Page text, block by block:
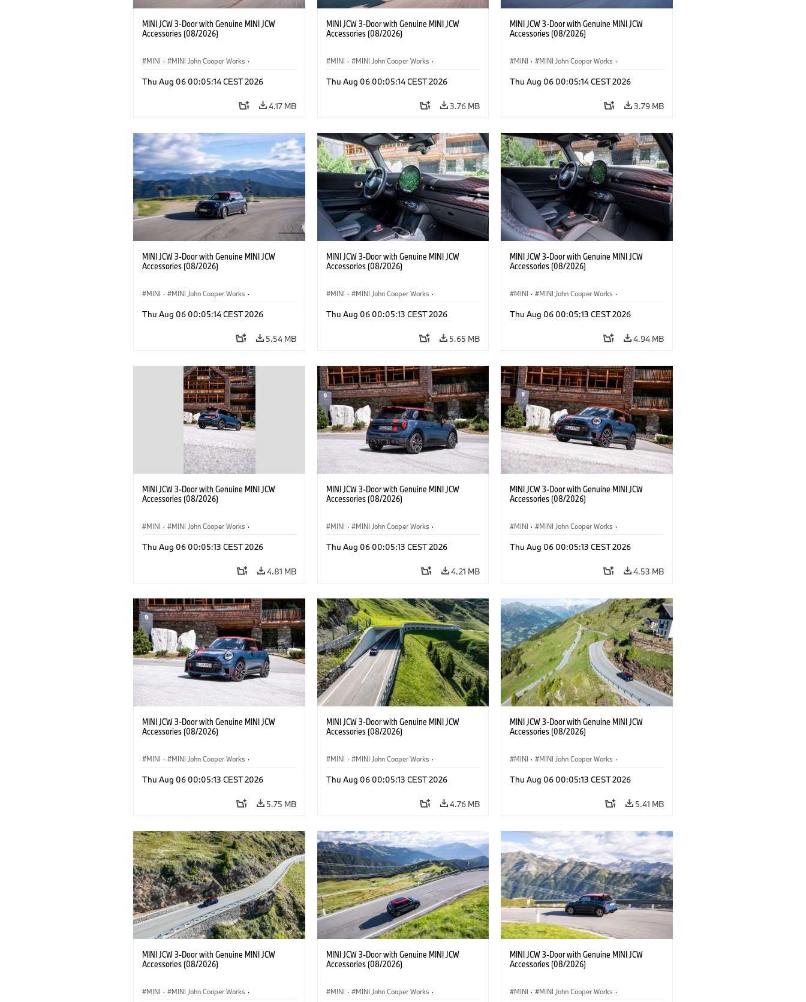
MINI JCW 3-Door with Genuine MINI JCW
Accessories (08/2026)
MINI · MINI John Cooper Works ·
Optional Extras, Accessories
Thu Aug 06 00:05:14 CEST 2026
4.17 MB
MINI JCW 3-Door with Genuine MINI JCW
Accessories (08/2026)
MINI · MINI John Cooper Works ·
Optional Extras, Accessories
Thu Aug 06 00:05:14 CEST 2026
3.76 MB
MINI JCW 3-Door with Genuine MINI JCW
Accessories (08/2026)
MINI · MINI John Cooper Works ·
Optional Extras, Accessories
Thu Aug 06 00:05:14 CEST 2026
3.79 MB
MINI JCW 3-Door with Genuine MINI JCW
Accessories (08/2026)
MINI · MINI John Cooper Works ·
Optional Extras, Accessories
Thu Aug 06 00:05:14 CEST 2026
5.54 MB
MINI JCW 3-Door with Genuine MINI JCW
Accessories (08/2026)
MINI · MINI John Cooper Works ·
Optional Extras, Accessories
Thu Aug 06 00:05:13 CEST 2026
5.65 MB
MINI JCW 3-Door with Genuine MINI JCW
Accessories (08/2026)
MINI · MINI John Cooper Works ·
Optional Extras, Accessories
Thu Aug 06 00:05:13 CEST 2026
4.94 MB
MINI JCW 3-Door with Genuine MINI JCW
Accessories (08/2026)
MINI · MINI John Cooper Works ·
Optional Extras, Accessories
Thu Aug 06 00:05:13 CEST 2026
4.81 MB
MINI JCW 3-Door with Genuine MINI JCW
Accessories (08/2026)
MINI · MINI John Cooper Works ·
Optional Extras, Accessories
Thu Aug 06 00:05:13 CEST 2026
4.21 MB
MINI JCW 3-Door with Genuine MINI JCW
Accessories (08/2026)
MINI · MINI John Cooper Works ·
Optional Extras, Accessories
Thu Aug 06 00:05:13 CEST 2026
4.53 MB
MINI JCW 3-Door with Genuine MINI JCW
Accessories (08/2026)
MINI · MINI John Cooper Works ·
Optional Extras, Accessories
Thu Aug 06 00:05:13 CEST 2026
5.75 MB
MINI JCW 3-Door with Genuine MINI JCW
Accessories (08/2026)
MINI · MINI John Cooper Works ·
Optional Extras, Accessories
Thu Aug 06 00:05:13 CEST 2026
4.76 MB
MINI JCW 3-Door with Genuine MINI JCW
Accessories (08/2026)
MINI · MINI John Cooper Works ·
Optional Extras, Accessories
Thu Aug 06 00:05:13 CEST 2026
5.41 MB
MINI JCW 3-Door with Genuine MINI JCW
Accessories (08/2026)
MINI · MINI John Cooper Works ·
MINI JCW 3-Door with Genuine MINI JCW
Accessories (08/2026)
MINI · MINI John Cooper Works ·
MINI JCW 3-Door with Genuine MINI JCW
Accessories (08/2026)
MINI · MINI John Cooper Works ·